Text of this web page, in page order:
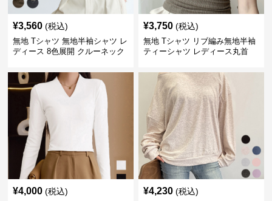
¥3,560 (税込)
無地 Tシャツ 無地半袖シャツ レ
ディース 8色展開 クルーネック
¥3,750 (税込)
無地 Tシャツ リブ編み無地半袖
ティーシャツ レディース丸首
¥4,000 (税込) ¥4,230 (税込)